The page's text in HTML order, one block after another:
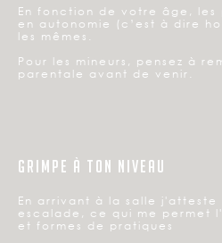
En fonction de votre âge, les
en autonomie (c’est à dire
les mêmes.
Pour les mineurs, pensez à
parentale avant de venir.
GRIMPE À TON NIVEAU
En arrivant à la salle j'atteste
escalade, ce qui me permet
et formes de pratiques